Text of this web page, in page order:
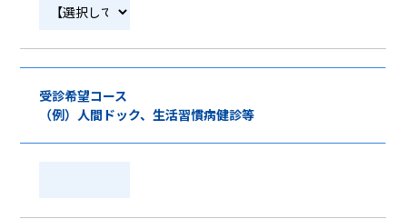
受診希望コース
（例）人間ドック、生活習慣病健診等